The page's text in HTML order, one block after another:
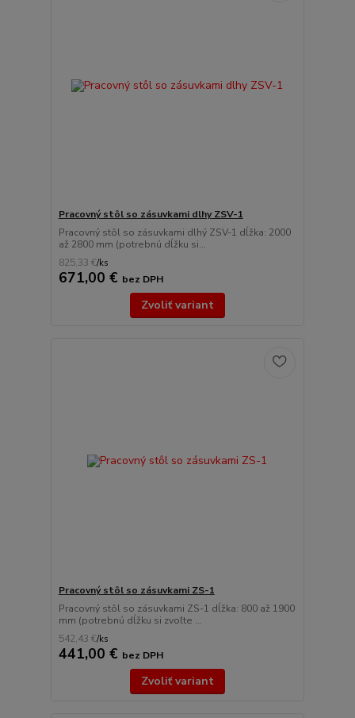
Pracovný stôl so zásuvkami dlhy ZSV-1
Pracovný stôl so zásuvkami dlhý ZSV-1 dĺžka: 2000
až 2800 mm (potrebnú dĺžku si...
825,33 €/ks
671,00 € bez DPH
Zvoliť variant
Pracovný stôl so zásuvkami ZS-1
Pracovný stôl so zásuvkami ZS-1 dĺžka: 800 až 1900
mm (potrebnú dĺžku si zvoľte ...
542,43 €/ks
441,00 € bez DPH
Zvoliť variant